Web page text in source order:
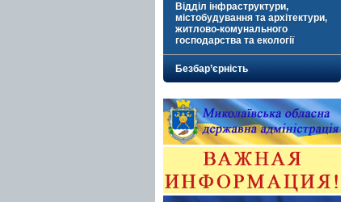
Відділ інфраструктури,
містобудування та архітектури,
житлово-комунального
господарства та екології
Безбар’єрність